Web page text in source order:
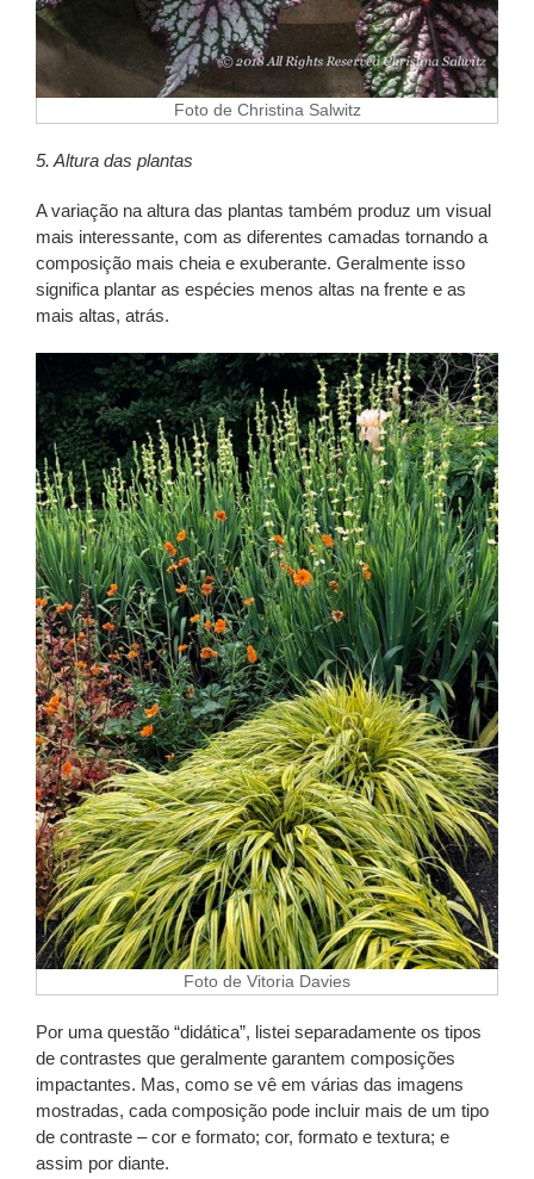
Foto de Christina Salwitz
5. Altura das plantas
A variação na altura das plantas também produz um visual
mais interessante, com as diferentes camadas tornando a
composição mais cheia e exuberante. Geralmente isso
significa plantar as espécies menos altas na frente e as
mais altas, atrás.
Foto de Vitoria Davies
Por uma questão “didática”, listei separadamente os tipos
de contrastes que geralmente garantem composições
impactantes. Mas, como se vê em várias das imagens
mostradas, cada composição pode incluir mais de um tipo
de contraste – cor e formato; cor, formato e textura; e
assim por diante.